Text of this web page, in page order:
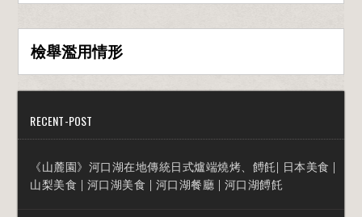
檢舉濫用情形
RECENT-POST
《山麓園》河口湖在地傳統日式爐端燒烤、餺飥| 日本美食 |
山梨美食 | 河口湖美食 | 河口湖餐廳 | 河口湖餺飥